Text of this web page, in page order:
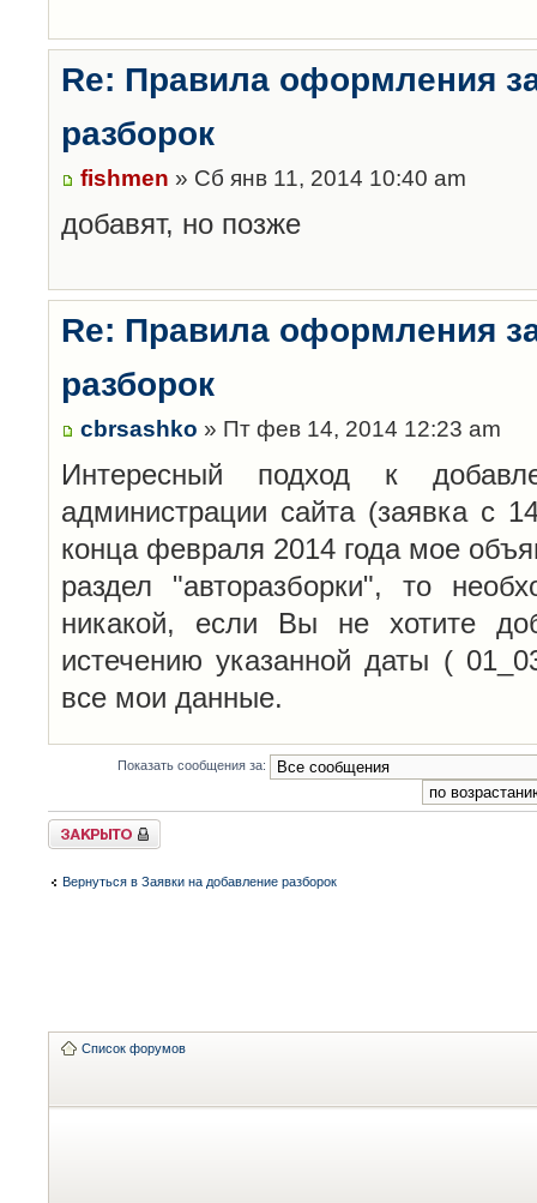
Re: Правила оформления
разборок
fishmen » Сб янв 11, 2014 10:40 am
добавят, но позже
Re: Правила оформления
разборок
cbrsashko » Пт фев 14, 2014 12:23 am
Интересный подход к
администрации сайта (заявка с
конца февраля 2014 года мое
раздел "авторазборки", то
никакой, если Вы не хотите
истечению указанной даты (
все мои данные.
Показать сообщения за:
Закрыто
Вернуться в Заявки на добавление разборок
Список форумов